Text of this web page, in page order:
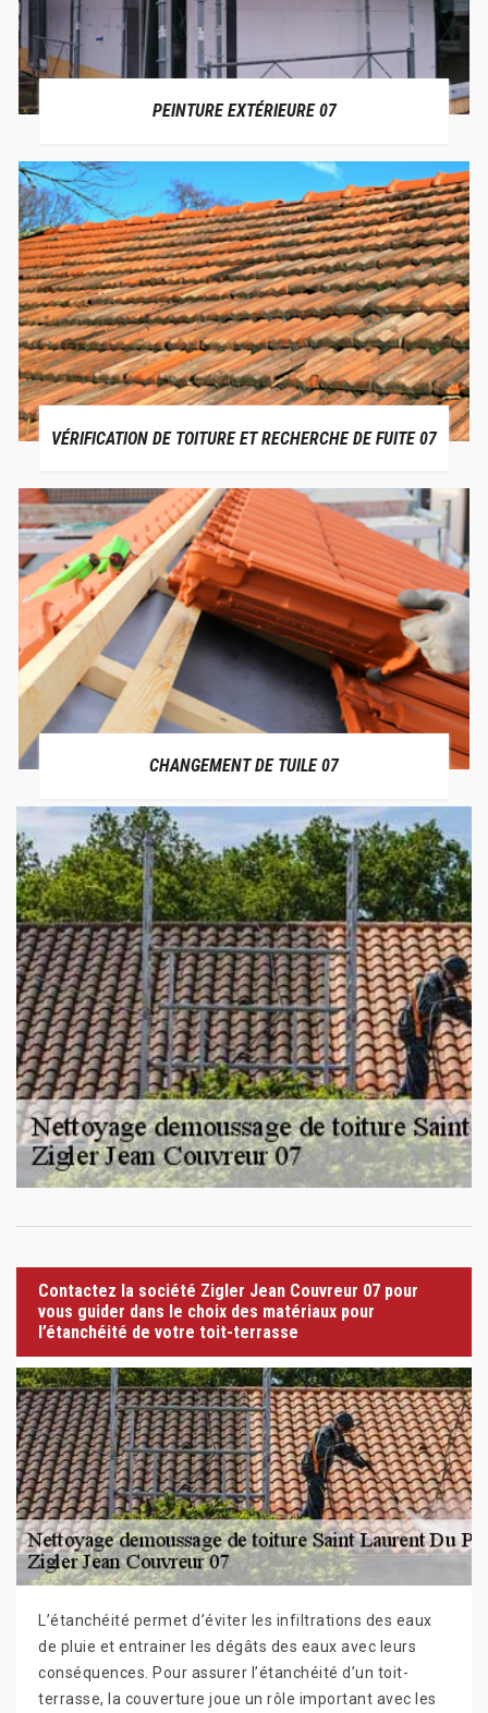
PEINTURE EXTÉRIEURE 07
VÉRIFICATION DE TOITURE ET RECHERCHE DE FUITE 07
CHANGEMENT DE TUILE 07
Contactez la société Zigler Jean Couvreur 07 pour
vous guider dans le choix des matériaux pour
l’étanchéité de votre toit-terrasse
L’étanchéité permet d’éviter les infiltrations des eaux
de pluie et entrainer les dégâts des eaux avec leurs
conséquences. Pour assurer l’étanchéité d’un toit-
terrasse, la couverture joue un rôle important avec les